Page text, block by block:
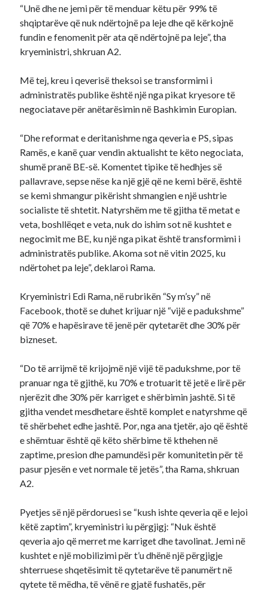
“Unë dhe ne jemi për të menduar këtu për 99% të
shqiptarëve që nuk ndërtojnë pa leje dhe që kërkojnë
fundin e fenomenit për ata që ndërtojnë pa leje”, tha
kryeministri, shkruan A2.
Më tej, kreu i qeverisë theksoi se transformimi i
administratës publike është një nga pikat kryesore të
negociatave për anëtarësimin në Bashkimin Europian.
“Dhe reformat e deritanishme nga qeveria e PS, sipas
Ramës, e kanë çuar vendin aktualisht te këto negociata,
shumë pranë BE-së. Komentet tipike të hedhjes së
pallavrave, sepse nëse ka një gjë që ne kemi bërë, është
se kemi shmangur pikërisht shmangien e një ushtrie
socialiste të shtetit. Natyrshëm me të gjitha të metat e
veta, boshllëqet e veta, nuk do ishim sot në kushtet e
negocimit me BE, ku një nga pikat është transformimi i
administratës publike. Akoma sot në vitin 2025, ku
ndërtohet pa leje”, deklaroi Rama.
Kryeministri Edi Rama, në rubrikën “Sy m’sy” në
Facebook, thotë se duhet krijuar një “vijë e padukshme”
që 70% e hapësirave të jenë për qytetarët dhe 30% për
bizneset.
“Do të arrijmë të krijojmë një vijë të padukshme, por të
pranuar nga të gjithë, ku 70% e trotuarit të jetë e lirë për
njerëzit dhe 30% për karriget e shërbimin jashtë. Si të
gjitha vendet mesdhetare është komplet e natyrshme që
të shërbehet edhe jashtë. Por, nga ana tjetër, ajo që është
e shëmtuar është që këto shërbime të kthehen në
zaptime, presion dhe pamundësi për komunitetin për të
pasur pjesën e vet normale të jetës”, tha Rama, shkruan
A2.
Pyetjes së një përdoruesi se “kush ishte qeveria që e lejoi
këtë zaptim”, kryeministri iu përgjigj: “Nuk është
qeveria ajo që merret me karriget dhe tavolinat. Jemi në
kushtet e një mobilizimi për t’u dhënë një përgjigje
shterruese shqetësimit të qytetarëve të panumërt në
qytete të mëdha, të vënë re gjatë fushatës, për